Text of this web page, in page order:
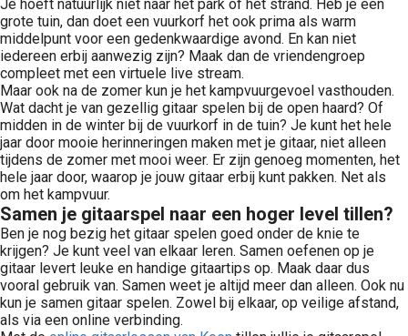
Je hoeft natuurlijk niet naar het park of het strand. Heb je een
grote tuin, dan doet een vuurkorf het ook prima als warm
middelpunt voor een gedenkwaardige avond. En kan niet
iedereen erbij aanwezig zijn? Maak dan de vriendengroep
compleet met een virtuele live stream.
Maar ook na de zomer kun je het kampvuurgevoel vasthouden.
Wat dacht je van gezellig gitaar spelen bij de open haard? Of
midden in de winter bij de vuurkorf in de tuin? Je kunt het hele
jaar door mooie herinneringen maken met je gitaar, niet alleen
tijdens de zomer met mooi weer. Er zijn genoeg momenten, het
hele jaar door, waarop je jouw gitaar erbij kunt pakken. Net als
om het kampvuur.
Samen je gitaarspel naar een hoger level tillen?
Ben je nog bezig het gitaar spelen goed onder de knie te
krijgen? Je kunt veel van elkaar leren. Samen oefenen op je
gitaar levert leuke en handige gitaartips op. Maak daar dus
vooral gebruik van. Samen weet je altijd meer dan alleen. Ook nu
kun je samen gitaar spelen. Zowel bij elkaar, op veilige afstand,
als via een online verbinding.